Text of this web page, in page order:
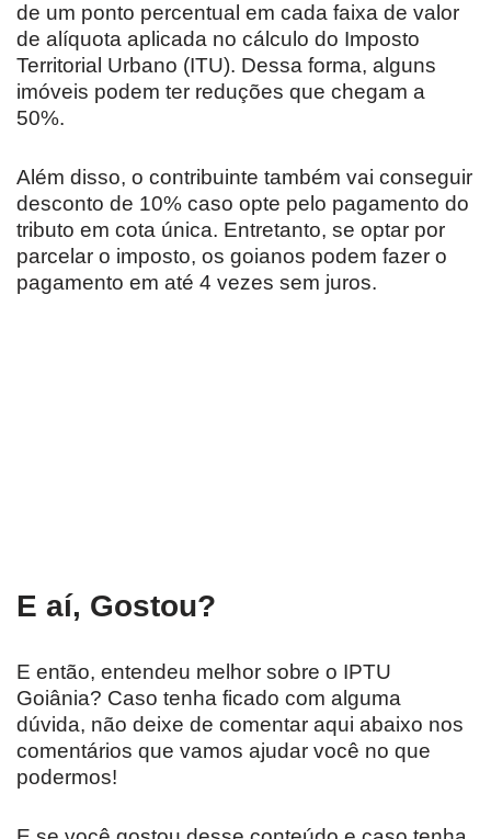
de um ponto percentual em cada faixa de valor
de alíquota aplicada no cálculo do Imposto
Territorial Urbano (ITU). Dessa forma, alguns
imóveis podem ter reduções que chegam a
50%.
Além disso, o contribuinte também vai conseguir
desconto de 10% caso opte pelo pagamento do
tributo em cota única. Entretanto, se optar por
parcelar o imposto, os goianos podem fazer o
pagamento em até 4 vezes sem juros.
E aí, Gostou?
E então, entendeu melhor sobre o IPTU
Goiânia? Caso tenha ficado com alguma
dúvida, não deixe de comentar aqui abaixo nos
comentários que vamos ajudar você no que
podermos!